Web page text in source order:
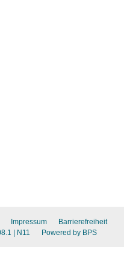
Impressum
Barrierefreiheit
| N11 Powered by BPS